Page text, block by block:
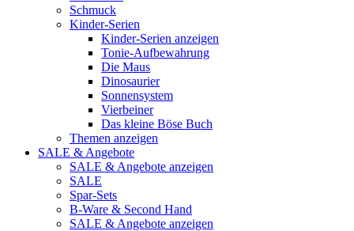
Schmuck
Kinder-Serien
Kinder-Serien anzeigen
Tonie-Aufbewahrung
Die Maus
Dinosaurier
Sonnensystem
Vierbeiner
Das kleine Böse Buch
Themen anzeigen
SALE & Angebote
SALE & Angebote anzeigen
SALE
Spar-Sets
B-Ware & Second Hand
SALE & Angebote anzeigen